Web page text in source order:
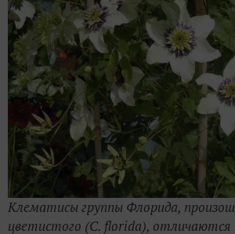
Клематисы группы Флорида,
цветистого (C. florida), отличаются